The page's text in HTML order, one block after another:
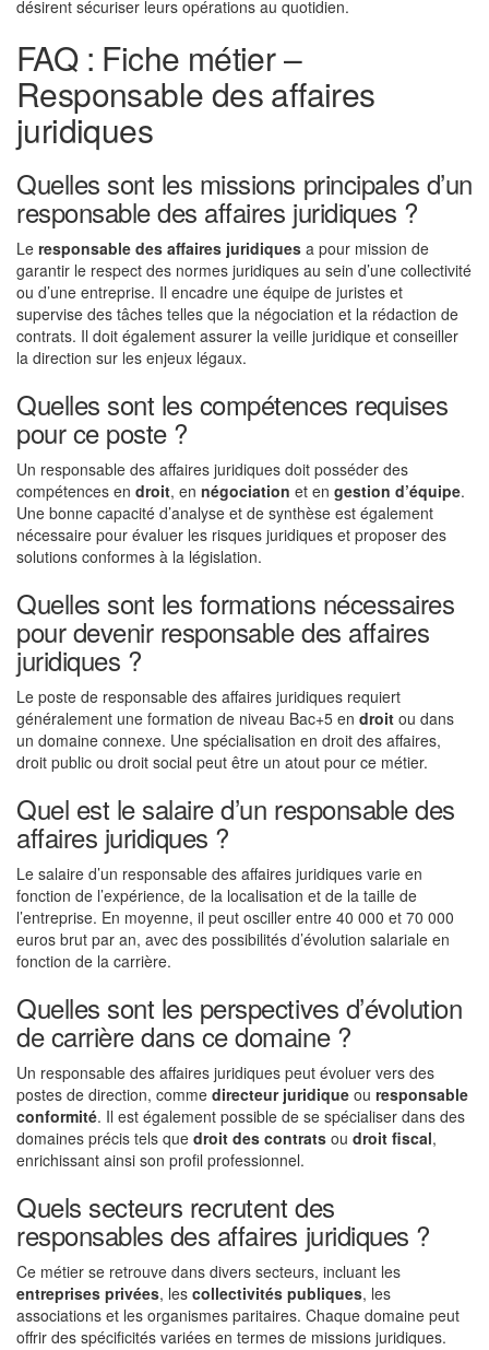
désirent sécuriser leurs opérations au quotidien.
FAQ : Fiche métier –
Responsable des affaires
juridiques
Quelles sont les missions principales d’un
responsable des affaires juridiques ?
Le responsable des affaires juridiques a pour mission de
garantir le respect des normes juridiques au sein d’une collectivité
ou d’une entreprise. Il encadre une équipe de juristes et
supervise des tâches telles que la négociation et la rédaction de
contrats. Il doit également assurer la veille juridique et conseiller
la direction sur les enjeux légaux.
Quelles sont les compétences requises
pour ce poste ?
Un responsable des affaires juridiques doit posséder des
compétences en droit, en négociation et en gestion d’équipe.
Une bonne capacité d’analyse et de synthèse est également
nécessaire pour évaluer les risques juridiques et proposer des
solutions conformes à la législation.
Quelles sont les formations nécessaires
pour devenir responsable des affaires
juridiques ?
Le poste de responsable des affaires juridiques requiert
généralement une formation de niveau Bac+5 en droit ou dans
un domaine connexe. Une spécialisation en droit des affaires,
droit public ou droit social peut être un atout pour ce métier.
Quel est le salaire d’un responsable des
affaires juridiques ?
Le salaire d’un responsable des affaires juridiques varie en
fonction de l’expérience, de la localisation et de la taille de
l’entreprise. En moyenne, il peut osciller entre 40 000 et 70 000
euros brut par an, avec des possibilités d’évolution salariale en
fonction de la carrière.
Quelles sont les perspectives d’évolution
de carrière dans ce domaine ?
Un responsable des affaires juridiques peut évoluer vers des
postes de direction, comme directeur juridique ou responsable
conformité. Il est également possible de se spécialiser dans des
domaines précis tels que droit des contrats ou droit fiscal,
enrichissant ainsi son profil professionnel.
Quels secteurs recrutent des
responsables des affaires juridiques ?
Ce métier se retrouve dans divers secteurs, incluant les
entreprises privées, les collectivités publiques, les
associations et les organismes paritaires. Chaque domaine peut
offrir des spécificités variées en termes de missions juridiques.